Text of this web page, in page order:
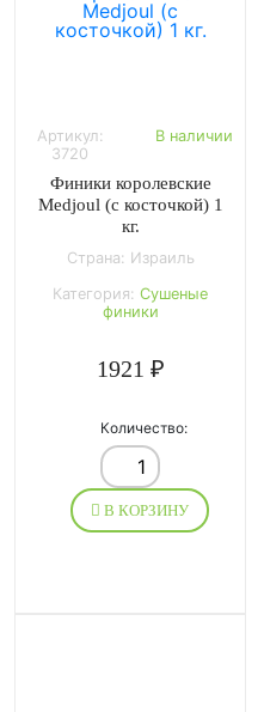
Артикул:
3720
В наличии
Финики королевские
Medjoul (с косточкой) 1
кг.
Страна: Израиль
Категория: Сушеные
финики
1921 ₽
Количество:
В КОРЗИНУ